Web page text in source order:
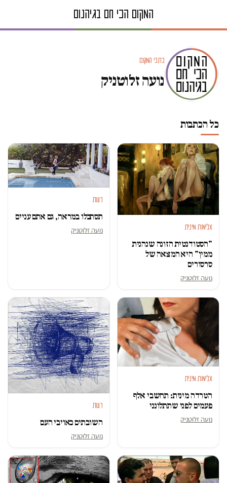
כתבי המקום
נועה זלוטניק
כל הכתבות
אלימות מינית
"הסטודנטית הזונה שנהנית
ממין" היא המצאה של
סרסורים
נועה זלוטניק
דעות
תסתכלו במראה, גם אתם עניים
נועה זלוטניק
אלימות מינית
הטרדה מינית: תחשבי אלף
פעמים לפני שתתלונני
נועה זלוטניק
דעות
השובתים כאויבי העם
נועה זלוטניק